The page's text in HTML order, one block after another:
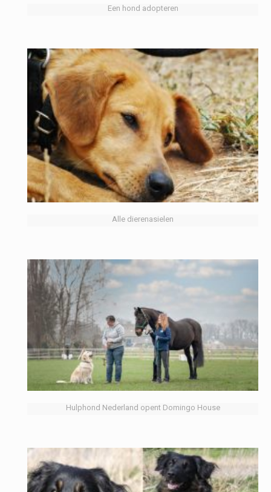
Een hond adopteren
Alle dierenasielen
Hulphond Nederland opent Domingo House